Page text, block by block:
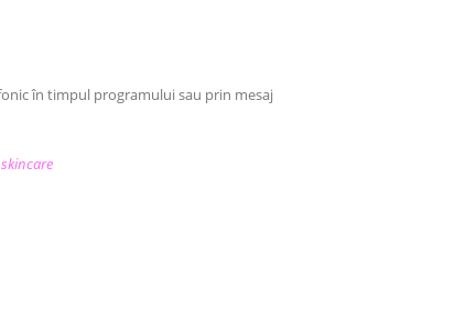
în timpul programului sau prin mesaj
skincare